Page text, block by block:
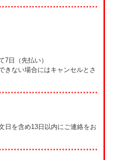
々への迷惑行為
止区域に入る、走り回る等）
配信および営利目的での利用
為
る行為
）
倒の可能性がございます。汚れ
さい。
やかぶれ等が発生する可能性があ
理にご留意ください。
対策として、こまめな水分補給や
7日（先払い）
きない場合にはキャンセルとさ
日を含め13日以内にご連絡をお